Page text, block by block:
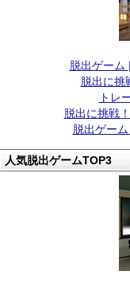
脱出ゲーム
脱出に
トレ
脱出に挑戦
脱出ゲー
人気脱出ゲームTOP3